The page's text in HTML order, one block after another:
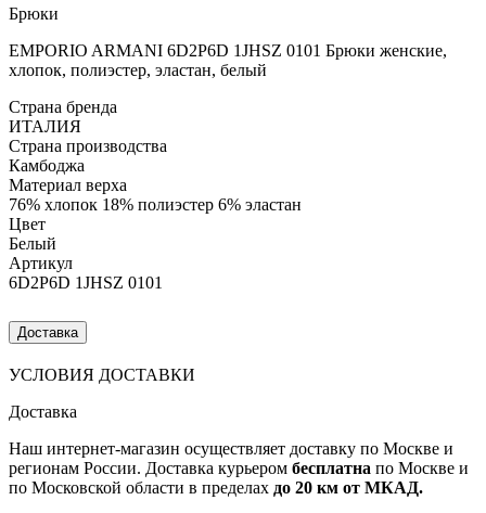
Брюки
EMPORIO ARMANI 6D2P6D 1JHSZ 0101 Брюки женские,
хлопок, полиэстер, эластан, белый
Страна бренда
ИТАЛИЯ
Страна производства
Камбоджа
Материал верха
76% хлопок 18% полиэстер 6% эластан
Цвет
Белый
Артикул
6D2P6D 1JHSZ 0101
Доставка
УСЛОВИЯ ДОСТАВКИ
Доставка
Наш интернет-магазин осуществляет доставку по Москве и
регионам России. Доставка курьером бесплатна по Москве и
по Московской области в пределах до 20 км от МКАД.